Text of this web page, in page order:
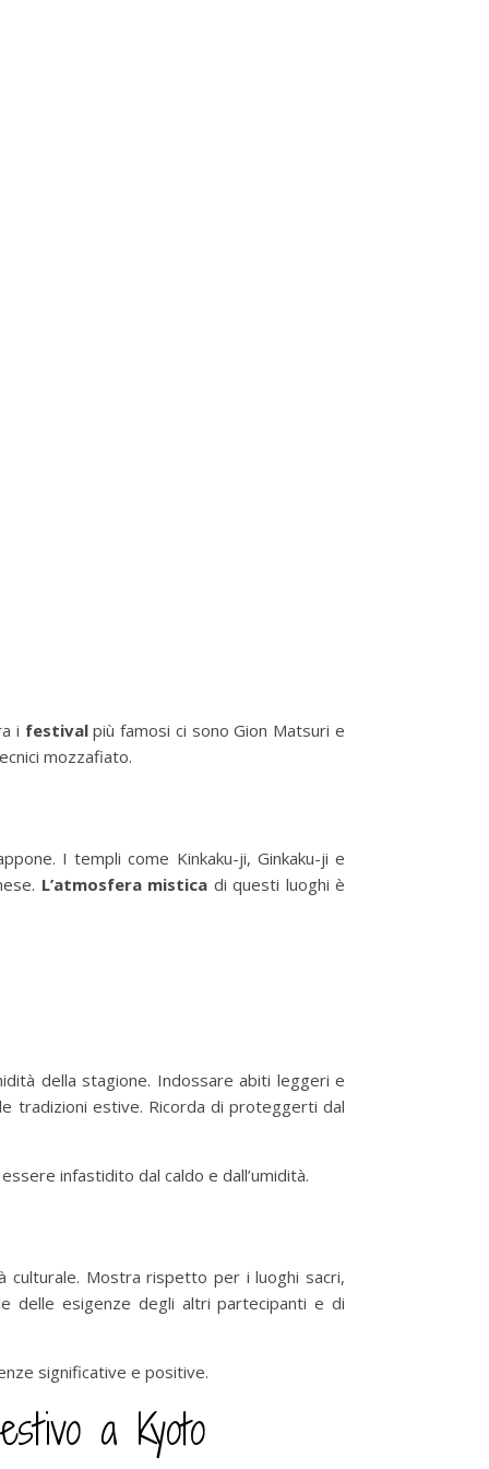
i festivalpiù famosi ci sono Gion Matsuri e
mozzafiato.
I templi come Kinkaku-ji, Ginkaku-ji e
L’atmosfera mistica di questi luoghi è
della stagione. Indossare abiti leggeri e
tradizioni estive. Ricorda di proteggerti dal
infastidito dal caldo e dall’umidità.
culturale. Mostra rispetto per i luoghi sacri,
delle esigenze degli altri partecipanti e di
significative e positive.
a Kyoto